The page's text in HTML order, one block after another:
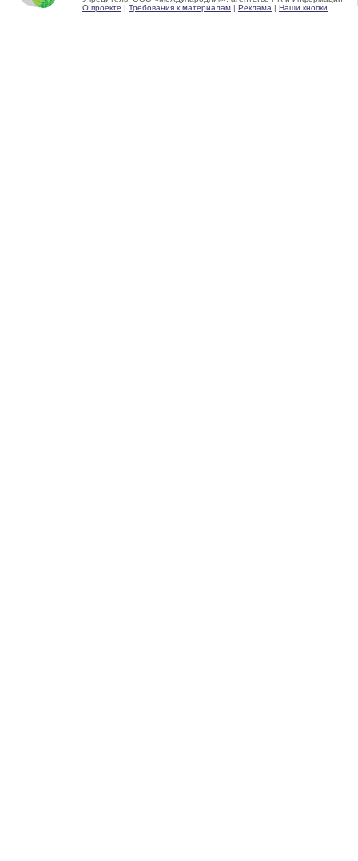
О проекте | Требования к материалам | Реклама | Наши кнопки